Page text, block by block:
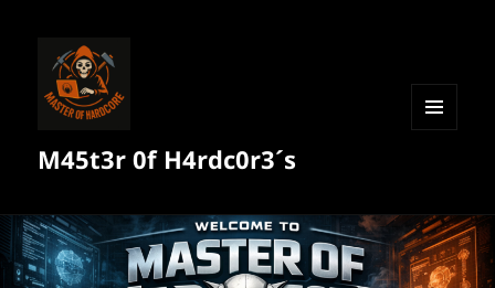
M45t3r 0f H4rdc0r3´s